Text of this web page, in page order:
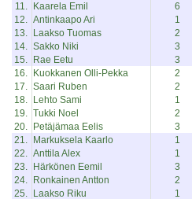
11.
Kaarela Emil
6
12.
Antinkaapo Ari
1
13.
Laakso Tuomas
2
14.
Sakko Niki
3
15.
Rae Eetu
3
16.
Kuokkanen Olli-Pekka
2
17.
Saari Ruben
2
18.
Lehto Sami
1
19.
Tukki Noel
2
20.
Petäjämaa Eelis
3
21.
Markuksela Kaarlo
1
22.
Anttila Alex
1
23.
Härkönen Eemil
3
24.
Ronkainen Antton
2
25.
Laakso Riku
1